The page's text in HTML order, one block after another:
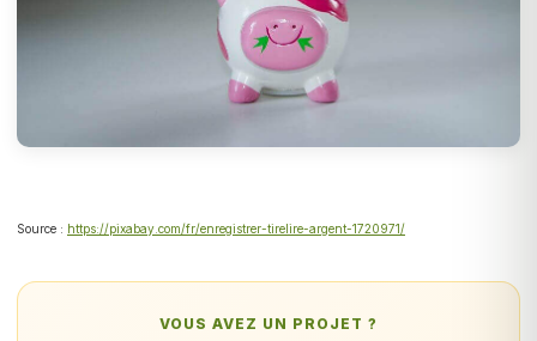
Source : https://pixabay.com/fr/enregistrer-tirelire-argent-1720971/
VOUS AVEZ UN PROJET ?